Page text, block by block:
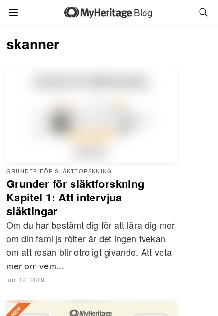
Blog
skanner
GRUNDER FÖR SLÄKTFORSKNING
Grunder för släktforskning
Kapitel 1: Att intervjua
släktingar
Om du har bestämt dig för att lära dig mer
om din familjs rötter är det ingen tvekan
om att resan blir otroligt givande. Att veta
mer om vem...
juni 12, 2019